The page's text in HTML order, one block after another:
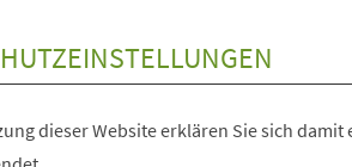
dieser Website erklären Sie sich